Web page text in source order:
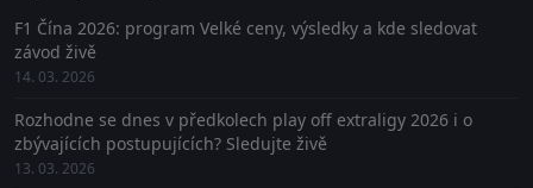
F1 Čína 2026: program Velké ceny, výsledky a kde sledovat
závod živě
14. 03. 2026
Rozhodne se dnes v předkolech play off extraligy 2026 i o
zbývajících postupujících? Sledujte živě
13. 03. 2026